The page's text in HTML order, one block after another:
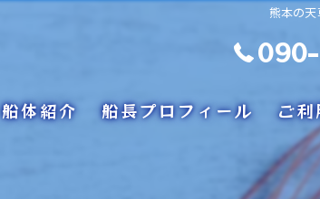
熊本の天
船体紹介 船長プロフィール ご